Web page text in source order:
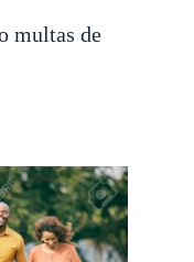
multas de